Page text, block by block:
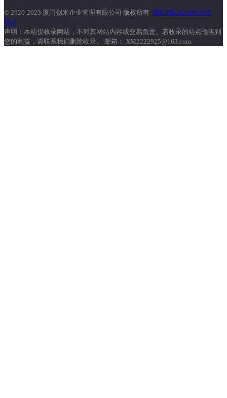
© 2020-2023 厦门创米企业管理有限公司 版权所有 闽ICP备2024031605
号-2
声明：本站仅收录网站，不对其网站内容或交易负责。若收录的站点侵害到
您的利益，请联系我们删除收录。 邮箱： XM2222925@163.com